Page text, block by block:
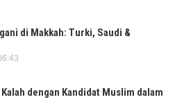
di Makkah: Turki, Saudi &
dengan Kandidat Muslim dalam